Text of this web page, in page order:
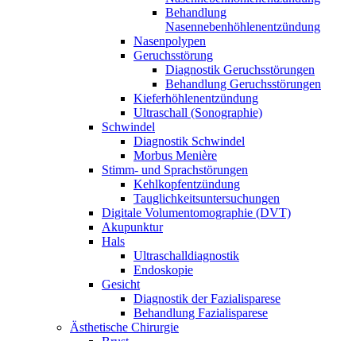
Behandlung
Nasennebenhöhlenentzündung
Nasenpolypen
Geruchsstörung
Diagnostik Geruchsstörungen
Behandlung Geruchsstörungen
Kieferhöhlenentzündung
Ultraschall (Sonographie)
Schwindel
Diagnostik Schwindel
Morbus Menière
Stimm- und Sprachstörungen
Kehlkopfentzündung
Tauglichkeitsuntersuchungen
Digitale Volumentomographie (DVT)
Akupunktur
Hals
Ultraschalldiagnostik
Endoskopie
Gesicht
Diagnostik der Fazialisparese
Behandlung Fazialisparese
Ästhetische Chirurgie